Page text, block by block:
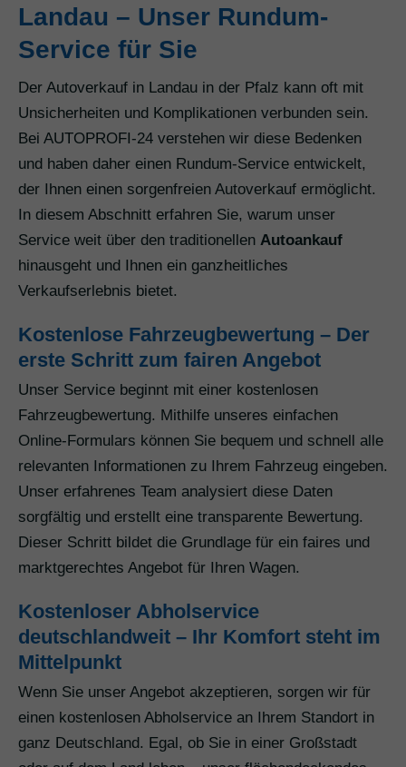
Landau – Unser Rundum-
Service für Sie
Der Autoverkauf in Landau in der Pfalz kann oft mit
Unsicherheiten und Komplikationen verbunden sein.
Bei AUTOPROFI-24 verstehen wir diese Bedenken
und haben daher einen Rundum-Service entwickelt,
der Ihnen einen sorgenfreien Autoverkauf ermöglicht.
In diesem Abschnitt erfahren Sie, warum unser
Service weit über den traditionellen Autoankauf
hinausgeht und Ihnen ein ganzheitliches
Verkaufserlebnis bietet.
Kostenlose Fahrzeugbewertung – Der
erste Schritt zum fairen Angebot
Unser Service beginnt mit einer kostenlosen
Fahrzeugbewertung. Mithilfe unseres einfachen
Online-Formulars können Sie bequem und schnell alle
relevanten Informationen zu Ihrem Fahrzeug eingeben.
Unser erfahrenes Team analysiert diese Daten
sorgfältig und erstellt eine transparente Bewertung.
Dieser Schritt bildet die Grundlage für ein faires und
marktgerechtes Angebot für Ihren Wagen.
Kostenloser Abholservice
deutschlandweit – Ihr Komfort steht im
Mittelpunkt
Wenn Sie unser Angebot akzeptieren, sorgen wir für
einen kostenlosen Abholservice an Ihrem Standort in
ganz Deutschland. Egal, ob Sie in einer Großstadt